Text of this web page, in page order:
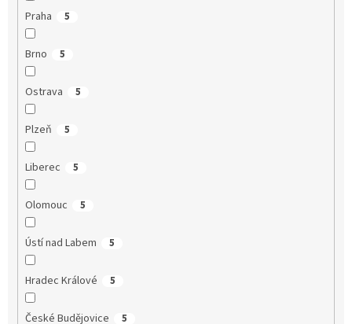
Praha 5
Brno 5
Ostrava 5
Plzeň 5
Liberec 5
Olomouc 5
Ústí nad Labem 5
Hradec Králové 5
České Budějovice 5